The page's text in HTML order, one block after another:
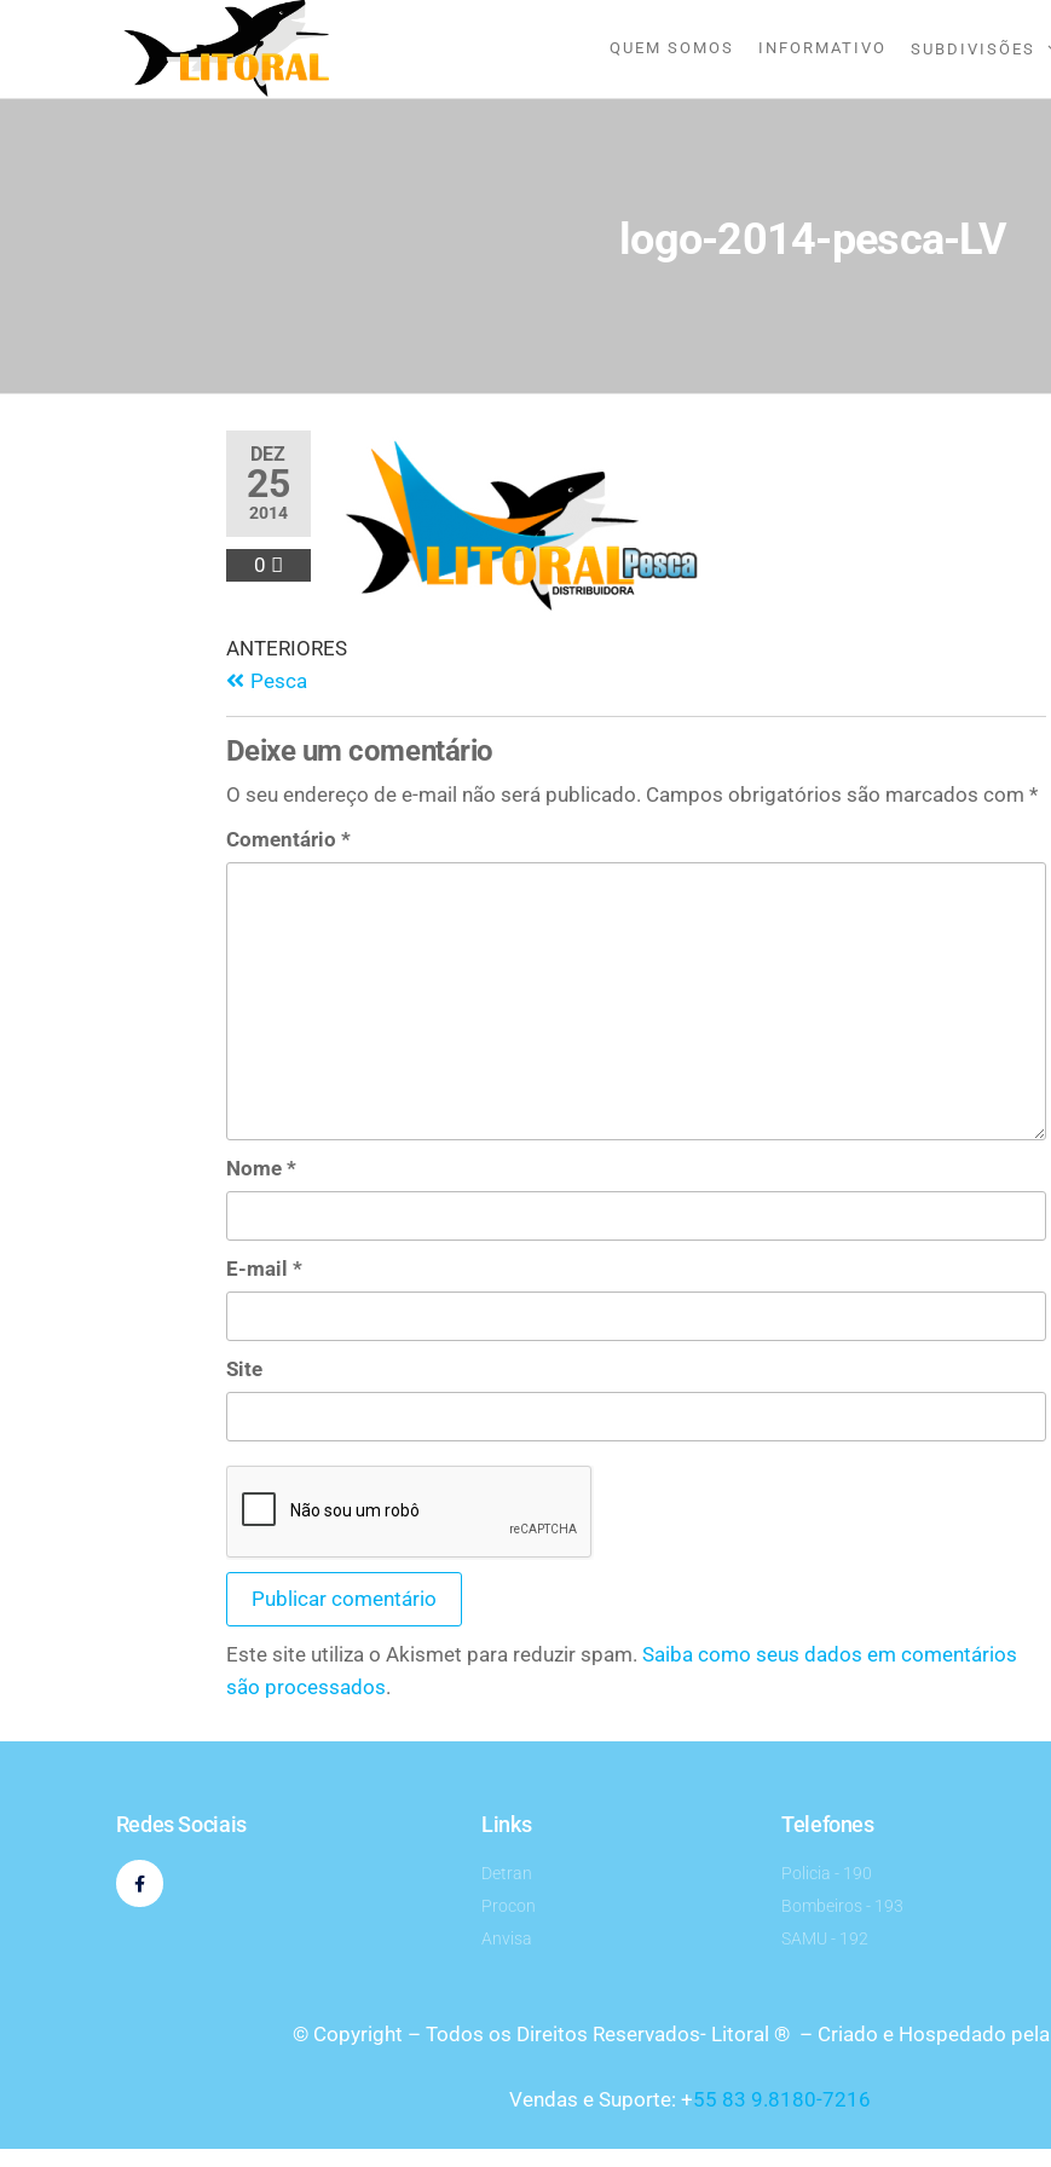
DISTRIBUIDORA
QUEM SOMOS INFORMATIVO SUBDIVISÕES
logo-2014-pesca-LV
DEZ
25
2014
0
ANTERIORES
Pesca
Deixe um comentário
O seu endereço de e-mail não será publicado. Campos obrigatórios são marcados com *
Comentário *
Nome *
E-mail *
Site
Este site utiliza o Akismet para reduzir spam. Saiba como seus dados em comentários
são processados.
Redes Sociais Links
Detran
Procon
Anvisa
Telefones
Policia - 190
Bombeiros - 193
SAMU - 192
© Copyright – Todos os Direitos Reservados- Litoral ® – Criado e Hospedado pela
Vendas e Suporte: +55 83 9.8180-7216